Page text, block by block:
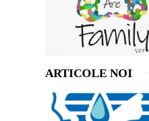
ARTICOLE NOI